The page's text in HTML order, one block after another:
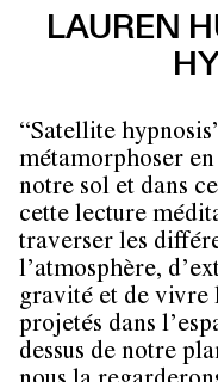
LAUREN
“Satellite
métamorphoser
notre sol et dans
cette lecture
traverser les
l’atmosphère,
gravité et de vivre
projetés dans
dessus de notre